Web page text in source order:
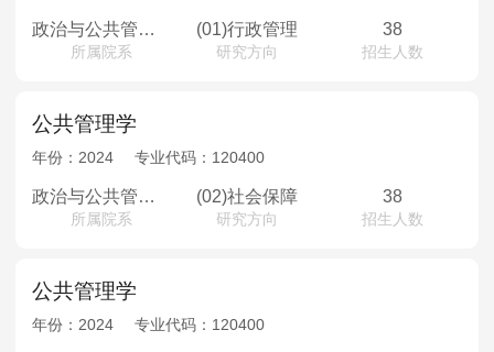
院校库 考试报名 招生政策
报名流程
MPAcc会计专硕
院校库 考试报名 招生政策 学制学费
报名流程
考试真题
报考经验 招生简章
MTA旅游管理
院校库 考试报名 招生政策
政治与公共管理学院
所属院系
(01)行政管理
研究方向
38
招生人数
公共管理学
年份： 2024 专业代码： 120400
政治与公共管理学院
所属院系
(02)社会保障
研究方向
38
招生人数
公共管理学
年份： 2024 专业代码： 120400